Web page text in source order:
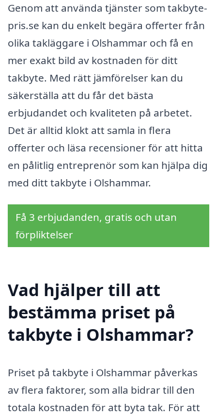
Genom att använda tjänster som takbyte-
pris.se kan du enkelt begära offerter från
olika takläggare i Olshammar och få en
mer exakt bild av kostnaden för ditt
takbyte. Med rätt jämförelser kan du
säkerställa att du får det bästa
erbjudandet och kvaliteten på arbetet.
Det är alltid klokt att samla in flera
offerter och läsa recensioner för att hitta
en pålitlig entreprenör som kan hjälpa dig
med ditt takbyte i Olshammar.
Få 3 erbjudanden, gratis och utan
förpliktelser
Vad hjälper till att
bestämma priset på
takbyte i Olshammar?
Priset på takbyte i Olshammar påverkas
av flera faktorer, som alla bidrar till den
totala kostnaden för att byta tak. För att